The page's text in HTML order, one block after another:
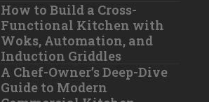
How to Build a Cross-
Functional Kitchen with
Woks, Automation, and
Induction Griddles
A Chef-Owner’s Deep-Dive
Guide to Modern